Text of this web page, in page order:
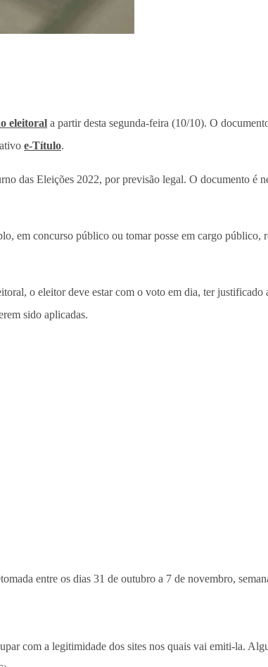
eleitoral a partir desta segunda-feira (10/10). O
e-Título.
das Eleições 2022, por previsão legal. O documento é
em concurso público ou tomar posse em cargo
o eleitor deve estar com o voto em dia, ter
sido aplicadas.
entre os dias 31 de outubro a 7 de novembro,
com a legitimidade dos sites nos quais vai emiti-la.